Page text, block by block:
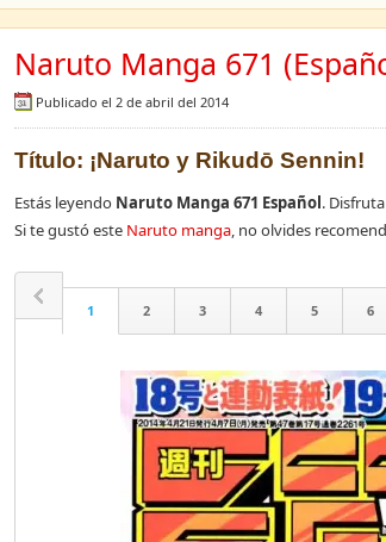
Naruto Manga 671
Publicado el 2 de abril del 2014
Título: ¡Naruto y Rikudō Sennin!
Estás leyendo Naruto Manga 671 Español.
Si te gustó este Naruto manga, no olvides
1 2 3 4 5 6